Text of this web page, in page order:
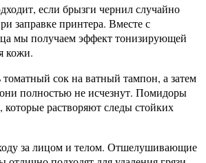
если брызги чернил случайно
заправке принтера. Вместе с
мы получаем эффект тонизирующей
кожи.
сок на ватный тампон, а затем
полностью не исчезнут. Помидоры
которые растворяют следы стойких
за лицом и телом. Отшелушивающие